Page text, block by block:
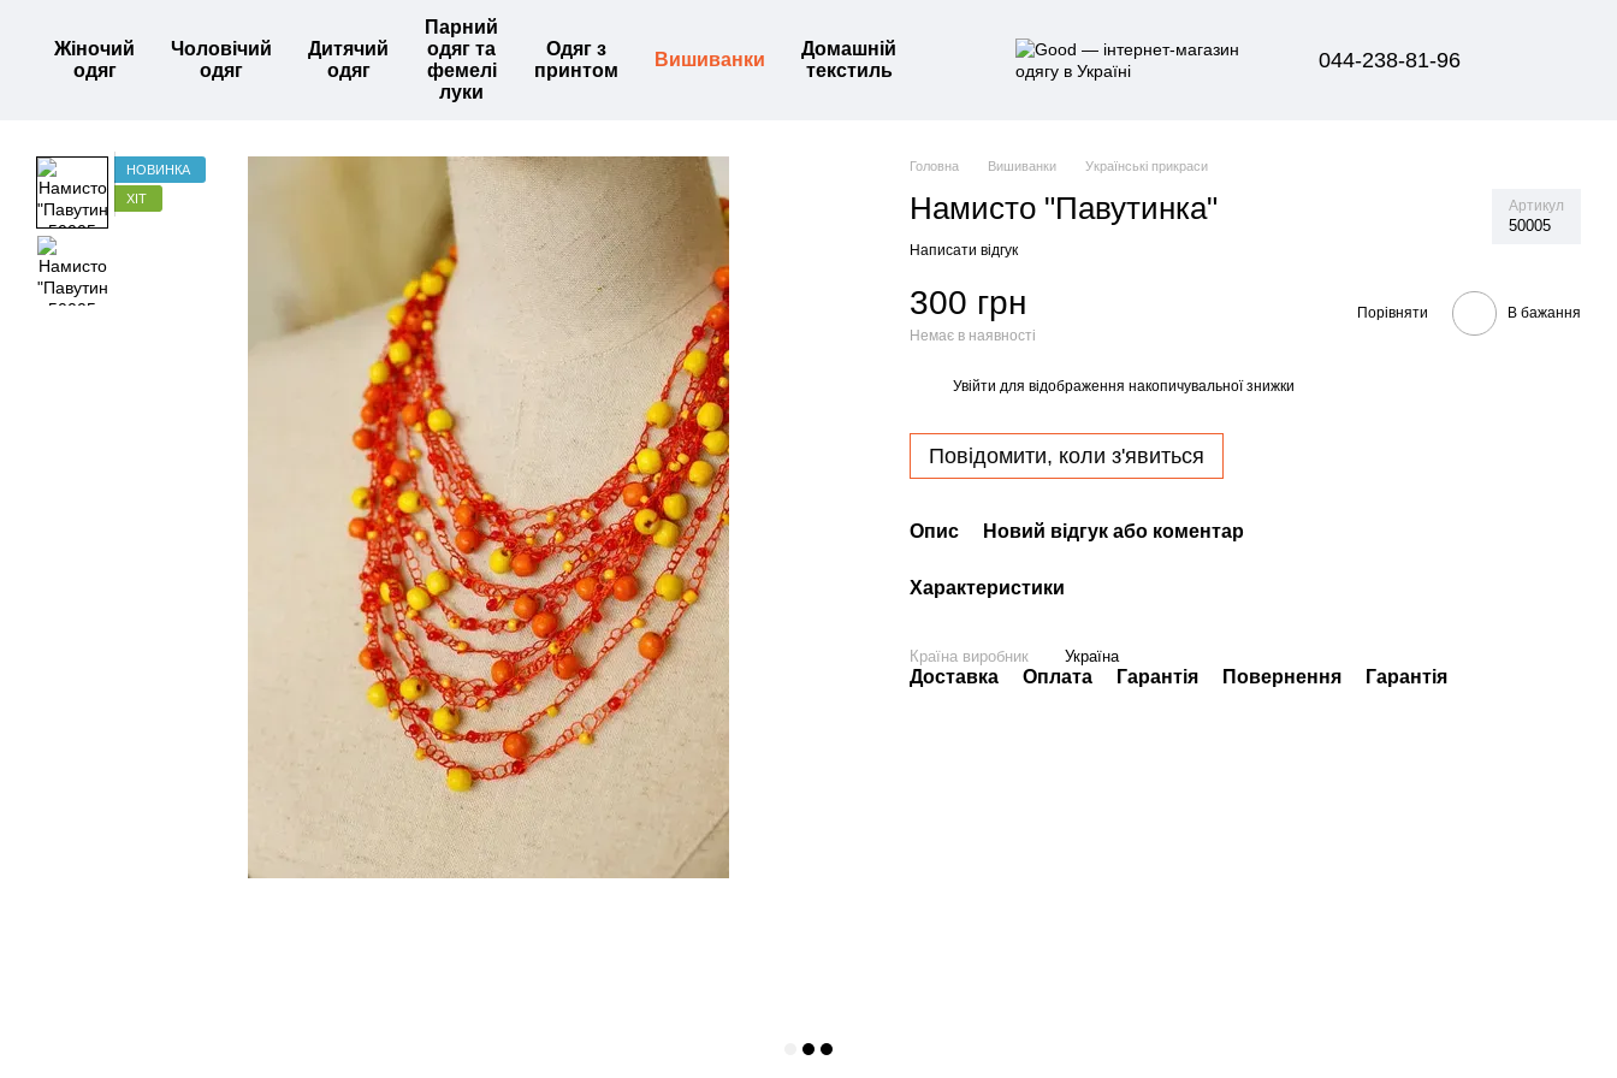
Жіночий
одяг
Чоловічий
одяг
Дитячий
одяг
Парний
одяг та
фемелі
луки
Одяг з
принтом
Вишиванки
Домашній
текстиль
044-238-81-96
НОВИНКА
ХІТ
Головна Вишиванки Українські прикраси
Намисто "Павутинка" Артикул
50005
Написати відгук
300 грн
Немає в наявності
Порівняти В бажання
Увійти для відображення накопичувальної знижки
Повідомити, коли з'явиться
Опис Новий відгук або коментар
Характеристики
Країна виробник Україна
Доставка Оплата Гарантія Повернення Гарантія